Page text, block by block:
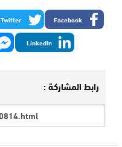
Facebook
Twitter
LinkedIn
رابط المشاركة :